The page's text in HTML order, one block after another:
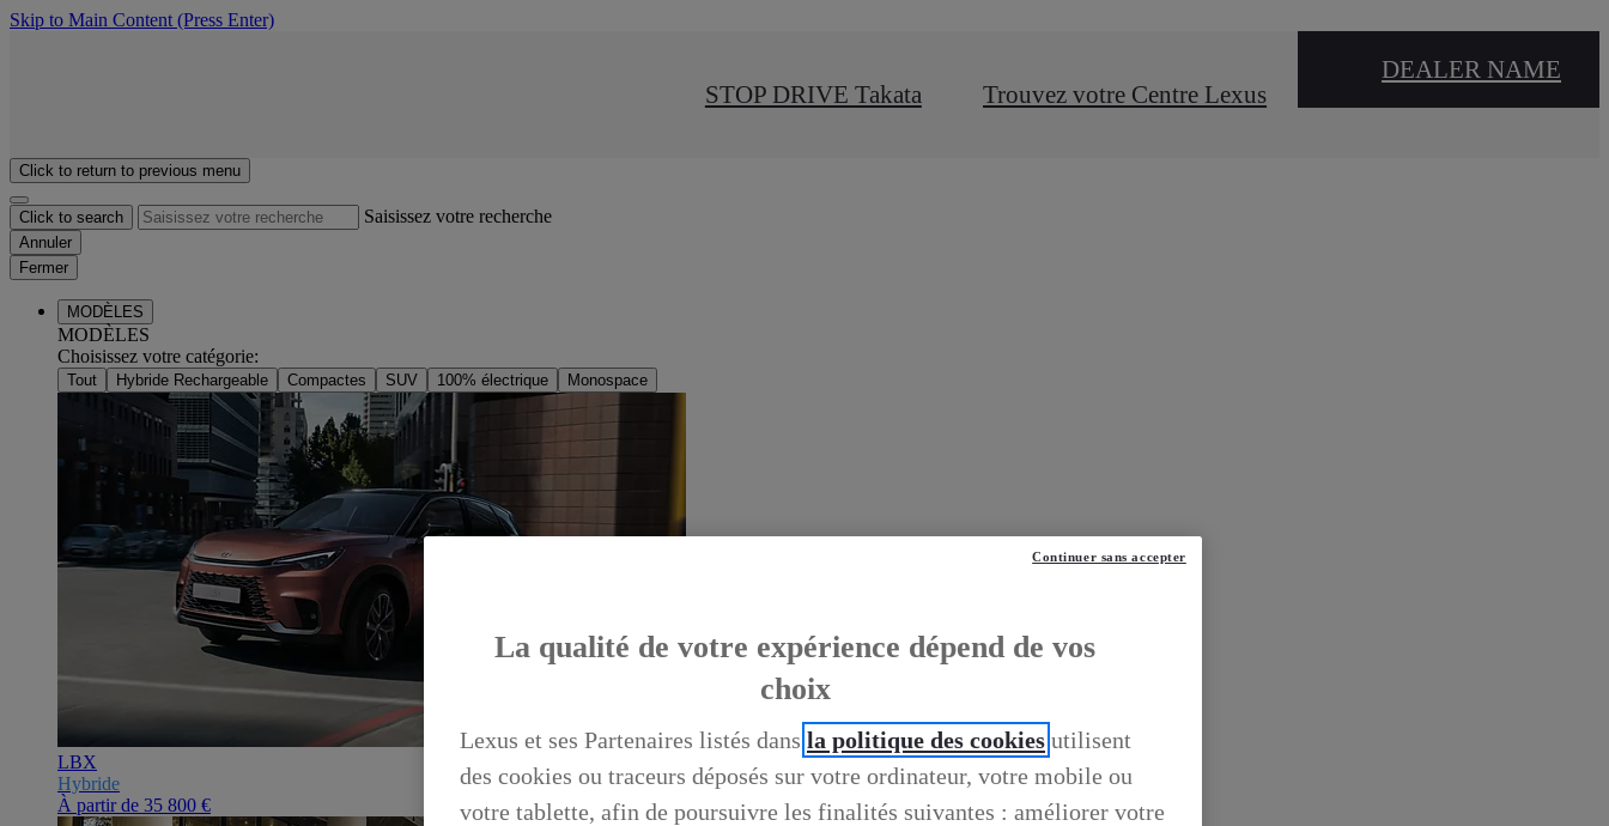
Skip to Main Content (Press Enter)
STOP DRIVE Takata Trouvez votre Centre Lexus
DEALER NAME
Click to return to previous menu
Click to search Saisissez votre recherche
Annuler
Fermer
MODÈLES
MODÈLES
Choisissez votre catégorie:
Tout Hybride Rechargeable Compactes SUV 100% électrique Monospace
LBX
Hybride
À partir de 35 800 €
La qualité de votre expérience dépend de vos
choix
Lexus et ses Partenaires listés dans la politique des cookies utilisent
des cookies ou traceurs déposés sur votre ordinateur, votre mobile ou
votre tablette, afin de poursuivre les finalités suivantes : améliorer votre
Continuer sans accepter